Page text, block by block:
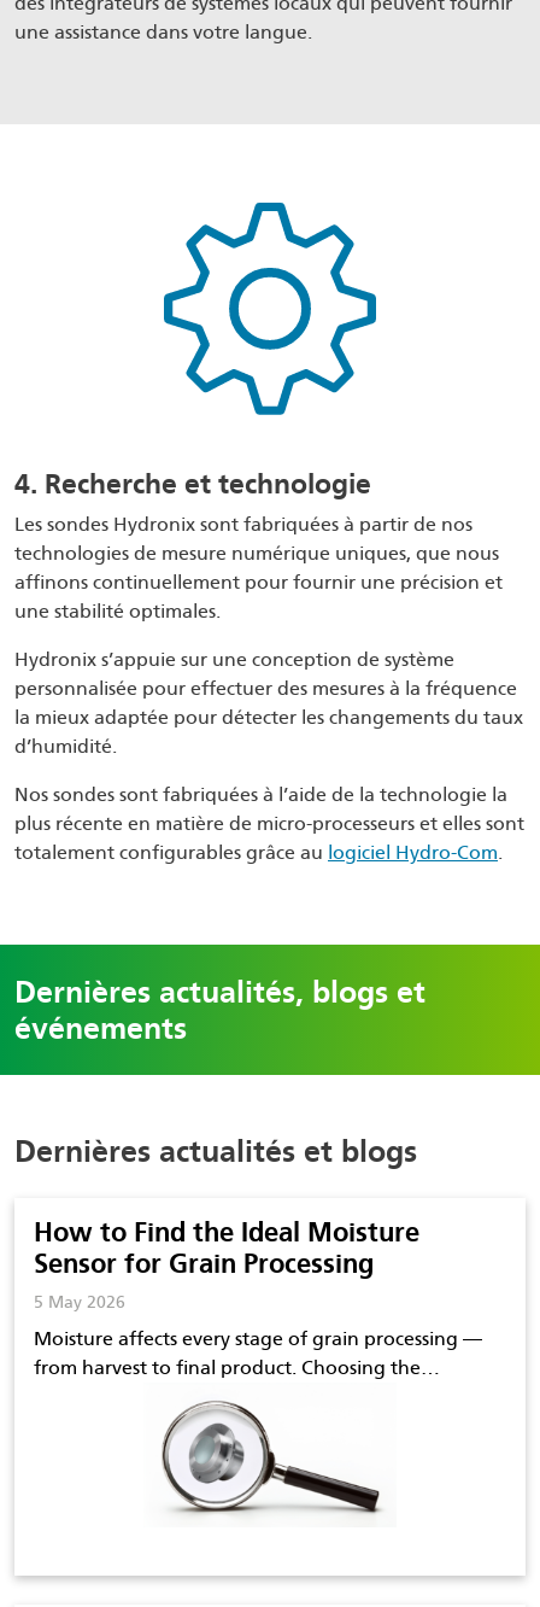
une assistance dans votre langue.
4. Recherche et technologie
Les sondes Hydronix sont fabriquées à partir de nos
technologies de mesure numérique uniques, que nous
affinons continuellement pour fournir une précision et
une stabilité optimales.
Hydronix s’appuie sur une conception de système
personnalisée pour effectuer des mesures à la fréquence
la mieux adaptée pour détecter les changements du taux
d’humidité.
Nos sondes sont fabriquées à l’aide de la technologie la
plus récente en matière de micro-processeurs et elles sont
totalement configurables grâce au logiciel Hydro-Com.
Dernières actualités, blogs et
événements
Dernières actualités et blogs
How to Find the Ideal Moisture
Sensor for Grain Processing
5 May 2026
Moisture affects every stage of grain processing —
from harvest to final product. Choosing the…